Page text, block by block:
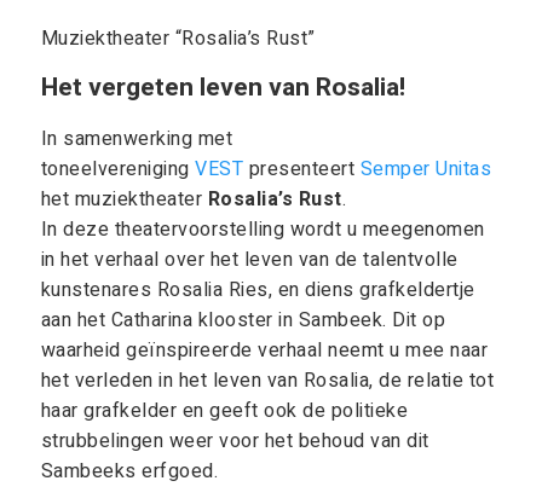
Muziektheater “Rosalia’s Rust”
Het vergeten leven van Rosalia!
In samenwerking met
toneelverenigingVEST presenteert Semper Unitas
het muziektheater Rosalia’s Rust.
In deze theatervoorstelling wordt u meegenomen
in het verhaal over het leven van de talentvolle
kunstenares Rosalia Ries, en diens grafkeldertje
aan het Catharina klooster in Sambeek. Dit op
waarheid geïnspireerde verhaal neemt u mee naar
het verleden in het leven van Rosalia, de relatie tot
haar grafkelder en geeft ook de politieke
strubbelingen weer voor het behoud van dit
Sambeeks erfgoed.